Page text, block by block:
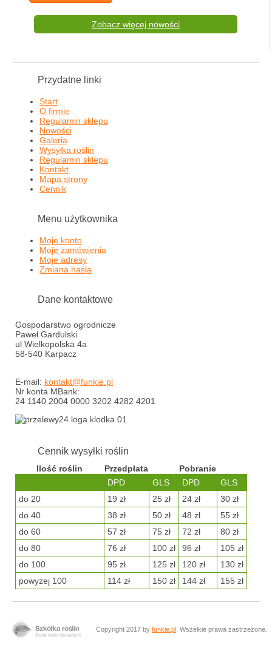
Zobacz więcej nowości
Przydatne linki
Start
O firmie
Regulamin sklepu
Nowości
Galeria
Wysyłka roślin
Regulamin sklepu
Kontakt
Mapa strony
Cennik
Menu użytkownika
Moje konto
Moje zamówienia
Moje adresy
Zmiana hasła
Dane kontaktowe
Gospodarstwo ogrodnicze
Paweł Gardulski
ul Wielkopolska 4a
58-540 Karpacz
E-mail: kontakt@funkie.pl
Nr konta MBank:
24 1140 2004 0000 3202 4282 4201
Cennik wysyłki roślin
Ilość roślin Przedpłata
Pobranie
DPD
GLS DPD
GLS
do 20
19 zł 25 zł 24 zł
30 zł
do 40
38 zł 50 zł 48 zł
55 zł
do 60
57 zł 75 zł 72 zł
80 zł
do 80
76 zł 100 zł 96 zł
105 zł
do 100
95 zł 125 zł 120 zł
130 zł
powyżej 100
114 zł 150 zł 144 zł 155 zł
Copyright 2017 by funkie.pl . Wszelkie prawa zastrzeżone.